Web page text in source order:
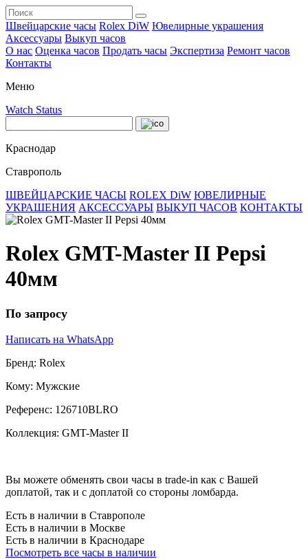
Швейцарские часы Rolex DiW Ювелирные украшения
Аксессуары Выкуп часов
О нас Оценка часов Продать часы Экспертиза Ремонт часов
Контакты
Меню
Watch Status
Краснодар
Ставрополь
ШВЕЙЦАРСКИЕ ЧАСЫ ROLEX DiW ЮВЕЛИРНЫЕ
УКРАШЕНИЯ АКСЕССУАРЫ ВЫКУП ЧАСОВ КОНТАКТЫ
Rolex GMT-Master II Pepsi
40мм
По запросу
Написать на WhatsApp
Бренд: Rolex
Кому: Мужские
Референс: 126710BLRO
Коллекция: GMT-Master II
Вы можете обменять свои часы в trade-in как с Вашей
доплатой, так и с доплатой со стороны ломбарда.
Есть в наличии в Ставрополе
Есть в наличии в Москве
Есть в наличии в Краснодаре
Посмотреть все часы в наличии